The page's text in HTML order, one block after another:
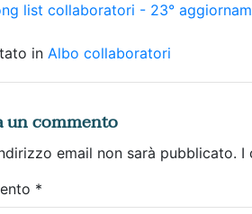
list collaboratori - 23°
in Albo collaboratori
un commento
email non sarà pubblicato. I
*